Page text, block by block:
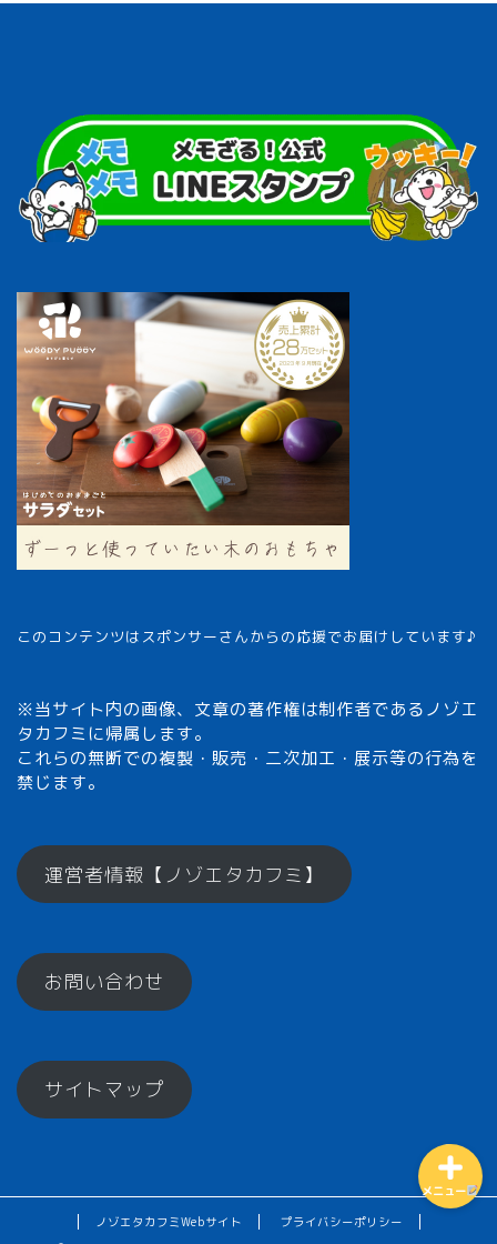
このコンテンツはスポンサーさんからの応援でお届けしています♪
※当サイト内の画像、文章の著作権は制作者であるノゾエ
タカフミに帰属します。
これらの無断での複製・販売・二次加工・展示等の行為を
禁じます。
運営者情報【ノゾエタカフミ】
お問い合わせ
サイトマップ
ノゾエタカフミWebサイト
プライバシーポリシー
メニュー
メモざるとは？